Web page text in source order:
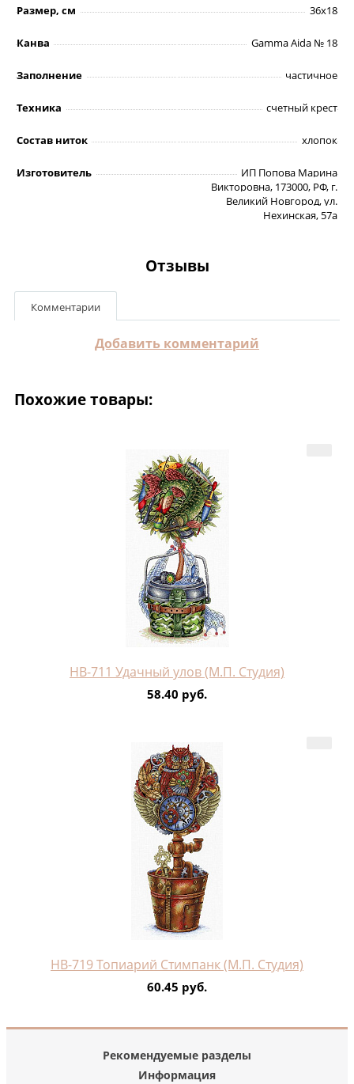
Размер, см 36х18
Канва Gamma Aida № 18
Заполнение частичное
Техника счетный крест
Состав ниток хлопок
Изготовитель
ИП Попова Марина
Викторовна, 173000, РФ, г.
Великий Новгород, ул.
Нехинская, 57а
Отзывы
Комментарии
Добавить комментарий
Похожие товары:
НВ-711 Удачный улов (М.П. Студия)
58.40 руб.
НВ-719 Топиарий Стимпанк (М.П. Студия)
60.45 руб.
Рекомендуемые разделы
Информация